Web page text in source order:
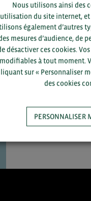
Nous utilisons ainsi des
du site internet,
également d’autres
mesures d’audience, de
désactiver ces cookies.
modifiables à tout moment.
sur « Personnaliser
des cookies
PERSONNALISER